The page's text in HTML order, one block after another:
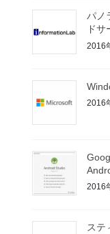
パノ
ド
2016
2016
2016
ステ